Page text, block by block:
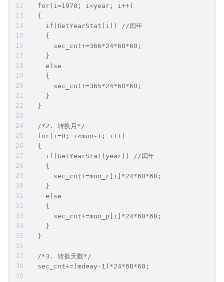
  for(i=1970; i<year; i++)
  {
    if(GetYearStat(i)) //闰年
    {
      sec_cnt+=366*24*60*60;
    }
    else
    {
      sec_cnt+=365*24*60*60;
    }
  }
  /*2. 转换月*/
  for(i=0; i<mon-1; i++)
  {
    if(GetYearStat(year)) //闰年
    {
      sec_cnt+=mon_r[i]*24*60*60;
    }
    else
    {
      sec_cnt+=mon_p[i]*24*60*60;
    }
  }
  /*3. 转换天数*/
  sec_cnt+=(mdeay-1)*24*60*60;